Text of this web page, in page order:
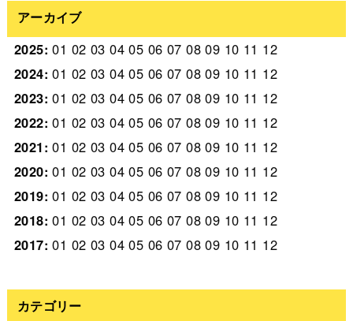
アーカイブ
2025:01 02 03 04 05 06 07 08 09 10 11 12
2024:01 02 03 04 05 06 07 08 09 10 11 12
2023:01 02 03 04 05 06 07 08 09 10 11 12
2022:01 02 03 04 05 06 07 08 09 10 11 12
2021:01 02 03 04 05 06 07 08 09 10 11 12
2020:01 02 03 04 05 06 07 08 09 10 11 12
2019:01 02 03 04 05 06 07 08 09 10 11 12
2018:01 02 03 04 05 06 07 08 09 10 11 12
2017:01 02 03 04 05 06 07 08 09 10 11 12
カテゴリー